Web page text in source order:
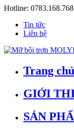
Hotline: 0783.168.768
Tin tức
Liên hệ
Trang chủ
GIỚI
SẢN